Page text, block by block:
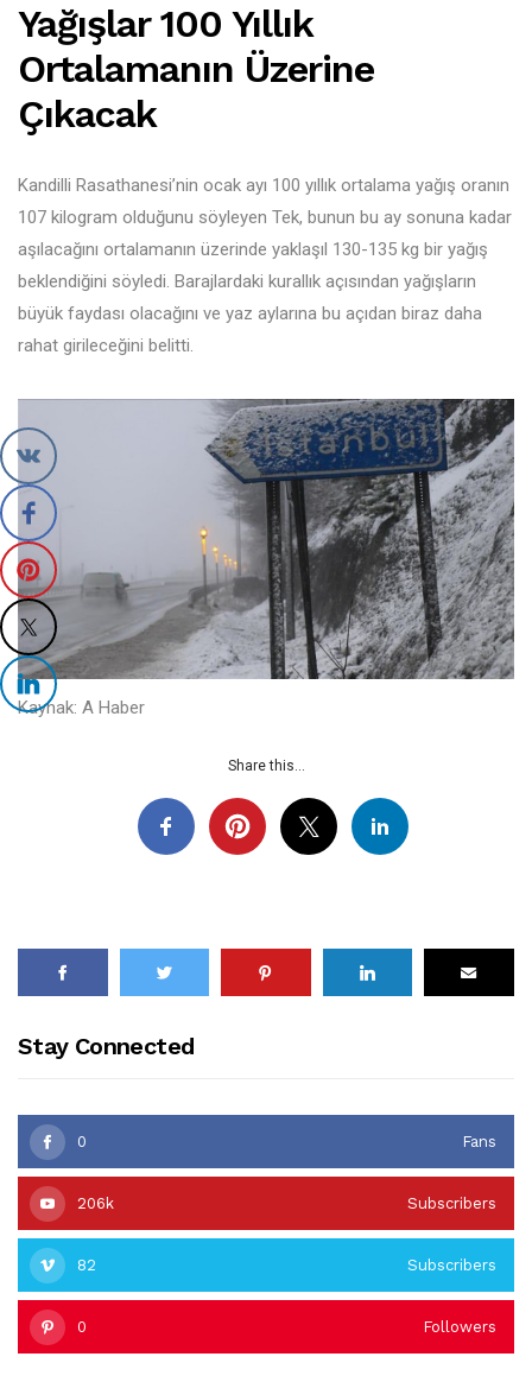
Yağışlar 100 Yıllık
Ortalamanın Üzerine
Çıkacak
Kandilli Rasathanesi’nin ocak ayı 100 yıllık ortalama yağış oranın
107 kilogram olduğunu söyleyen Tek, bunun bu ay sonuna kadar
aşılacağını ortalamanın üzerinde yaklaşıl 130-135 kg bir yağış
beklendiğini söyledi. Barajlardaki kurallık açısından yağışların
büyük faydası olacağını ve yaz aylarına bu açıdan biraz daha
rahat girileceğini belitti.
Kaynak: A Haber
Share this...
Stay Connected
0 Fans
206k Subscribers
82 Subscribers
0 Followers